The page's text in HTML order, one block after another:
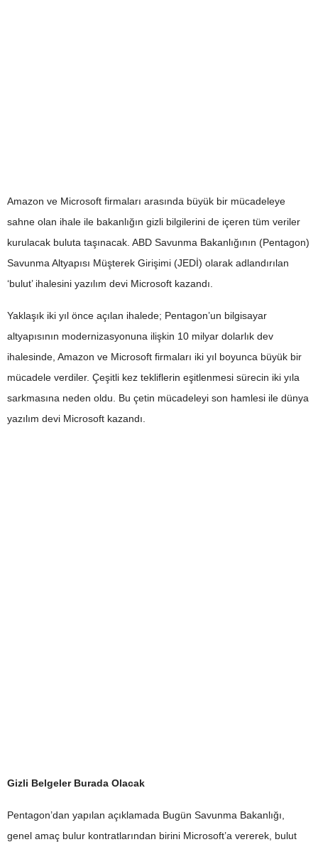
Amazon ve Microsoft firmaları arasında büyük bir mücadeleye
sahne olan ihale ile bakanlığın gizli bilgilerini de içeren tüm veriler
kurulacak buluta taşınacak. ABD Savunma Bakanlığının (Pentagon)
Savunma Altyapısı Müşterek Girişimi (JEDİ) olarak adlandırılan
‘bulut’ ihalesini yazılım devi Microsoft kazandı.
Yaklaşık iki yıl önce açılan ihalede; Pentagon’un bilgisayar
altyapısının modernizasyonuna ilişkin 10 milyar dolarlık dev
ihalesinde, Amazon ve Microsoft firmaları iki yıl boyunca büyük bir
mücadele verdiler. Çeşitli kez tekliflerin eşitlenmesi sürecin iki yıla
sarkmasına neden oldu. Bu çetin mücadeleyi son hamlesi ile dünya
yazılım devi Microsoft kazandı.
Gizli Belgeler Burada Olacak
Pentagon’dan yapılan açıklamada Bugün Savunma Bakanlığı,
genel amaç bulur kontratlarından birini Microsoft’a vererek, bulut